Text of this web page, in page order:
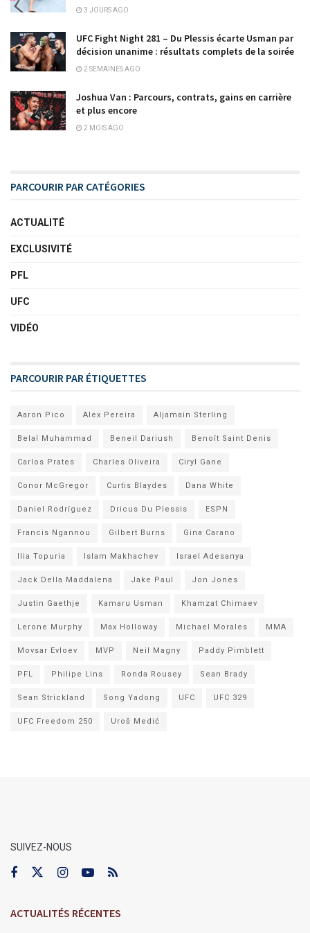
3 JOURS AGO
UFC Fight Night 281 – Du Plessis écarte Usman par
décision unanime : résultats complets de la soirée
2 SEMAINES AGO
Joshua Van : Parcours, contrats, gains en carrière
et plus encore
2 MOIS AGO
PARCOURIR PAR CATÉGORIES
ACTUALITÉ
EXCLUSIVITÉ
PFL
UFC
VIDÉO
PARCOURIR PAR ÉTIQUETTES
Aaron Pico Alex Pereira Aljamain Sterling
Belal Muhammad Beneil Dariush Benoît Saint Denis
Carlos Prates Charles Oliveira Ciryl Gane
Conor McGregor Curtis Blaydes Dana White
Daniel Rodríguez Dricus Du Plessis ESPN
Francis Ngannou Gilbert Burns Gina Carano
Ilia Topuria Islam Makhachev Israel Adesanya
Jack Della Maddalena Jake Paul Jon Jones
Justin Gaethje Kamaru Usman Khamzat Chimaev
Lerone Murphy Max Holloway Michael Morales MMA
Movsar Evloev MVP Neil Magny Paddy Pimblett
PFL Philipe Lins Ronda Rousey Sean Brady
Sean Strickland Song Yadong UFC UFC 329
UFC Freedom 250 Uroš Medić
SUIVEZ-NOUS
ACTUALITÉS RÉCENTES